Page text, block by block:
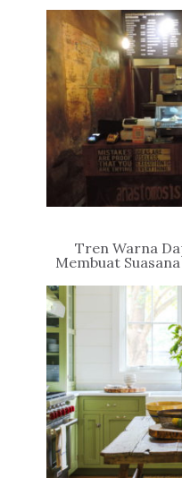
Tren Warna
Membuat